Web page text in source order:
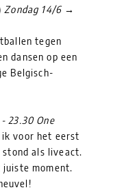
Zondag 14/6 →
tegen
dansen op een
Belgisch-
23.30 One
ik voor het eerst
als liveact.
juiste moment.